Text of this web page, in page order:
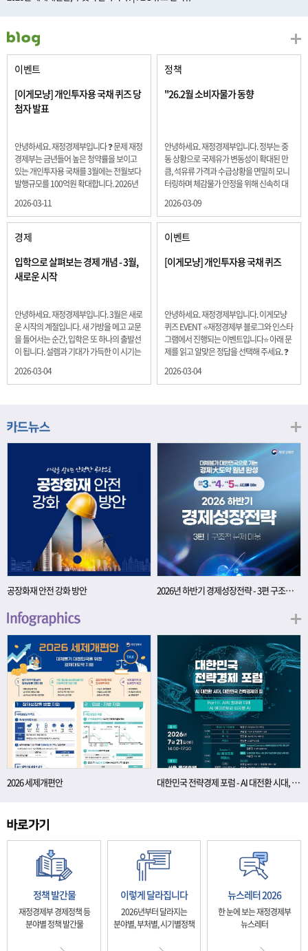
이벤트
[이게모냥] 개인투자용 국채 퀴즈 당
첨자 발표
안녕하세요. 재정경제부입니다 ❓ 문제 재정
경제부는 금년들어 높은 청약률을 보이고
있는 개인투자용 국채를 3월에는 전월보다
발행규모를 100억원 확대합니다. 2026년
5년물 600억원, 10년물 900억원, 20년물
300억원입니다. 그렇다면 3월 개인투자용
국채의 총 발행 예정 금액은 얼마일까요??
보기 ① 1,600억원 ② 1,700억원 ③ 1,800
억원 ④ 2,000억원 정답 : 1,800억원 참여해
주신 모든 분들 감사합니다! 당첨자분들에
게는 지난 이벤트 블로그 게시글에 비밀댓
전달드립니다.
2026-03-11
정책
"26.2월 소비자물가 동향
안녕하세요. 재정경제부입니다. 정부는 중
동 상황으로 국제유가 변동성이 확대된 만
큼, 석유류 가격과 수급상황을 면밀히 모니
터링하며 체감물가 안정을 위해 신속히 대
료품과 에너지를 제외하고 추세적 흐름을
보여주는 근원물가는 2.3% 상승 향후 지정
학적 요인, 기상여건 등 불확실성이 있는 만
큼, 정부는 체감물가 안정을 위해 총력을 다
할 계획입니다. 특히, 최근 중동 상황으로 국
제유가 변동성이 확대된 만큼, 석유류 가격･
다.
2026-03-09
경제
입학으로 살펴보는 경제 개념 - 3월,
새로운 시작
안녕하세요. 재정경제부입니다. 3월은 새로
운 시작의 계절입니다. 새 가방을 메고 교문
을 들어서는 순간, 입학은 또 하나의 출발선
이 됩니다. 설렘과 기대가 가득한 이 시기는
래를 준비하는 첫 걸음이기도 합니다. 입학
니다. 배움이 쌓이는 시간, 인적자본 학교에
지식, 친구들과의 협업, 다양한 활동 속에서
얻는 문제 해결 경험은 모두 개인의 역량으
로 축적됩니다. 경제학에서는 이.......
2026-03-04
이벤트
[이게모냥] 개인투자용 국채 퀴즈
안녕하세요. 재정경제부입니다. 이게모냥
퀴즈 EVENT ⭐재정경제부 블로그와 인스타
그램에서 진행되는 이벤트입니다⭐ 아래 문
제를 읽고 알맞은 정답을 선택해 주세요. ❓
을 보이고 있는 개인투자용 국채를 3월에는
20년물 300억원입니다. 그렇다면 3월 개인
까요?? 보기 ① 1,600억원 ② 1,700억원 ③
1,800억원 ④ 2,000억원 이벤트 안내 응모
기간: 2026년 3월 4일(수) ~ 3월 9일(월) 경
품: 커피쿠폰 (60명) 참여.......
2026-03-04
공장화재 안전 강화 방안 2026년 하반기 경제성장전략 - 3편 구조적 문제 대응
2026 세제개편안 대한민국 전략경제 포럼 - AI 대전환 시대, 대한민국 전략경제의 길
정책 발간물
재정경제부 경제정책 등
분야별 정책 발간물
이렇게 달라집니다
2026년부터 달라지는
분야별, 부처별, 시기별정책
뉴스레터 2026
한 눈에 보는 재정경제부
뉴스레터